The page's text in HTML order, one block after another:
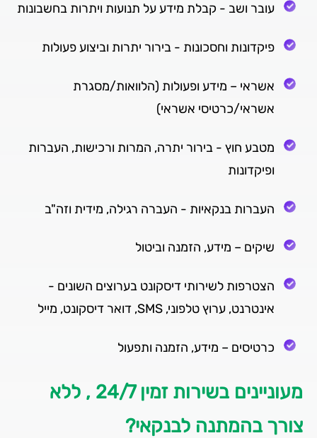
עובר ושב - קבלת מידע על תנועות ויתרות בחשבונות
פיקדונות וחסכונות - בירור יתרות וביצוע פעולות
אשראי – מידע ופעולות (הלוואות/מסגרת
אשראי/כרטיסי אשראי)
מטבע חוץ - בירור יתרה, המרות ורכישות, העברות
ופיקדונות
העברות בנקאיות - העברה רגילה, מידית וזה"ב
שיקים – מידע, הזמנה וביטול
הצטרפות לשירותי דיסקונט בערוצים השונים -
אינטרנט, ערוץ טלפוני, SMS, דואר דיסקונט, מייל
כרטיסים – מידע, הזמנה ותפעול
מעוניינים בשירות זמין 24/7 , ללא
צורך בהמתנה לבנקאי?